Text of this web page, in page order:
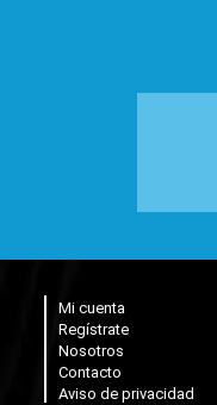
Mi cuenta
Regístrate
Nosotros
Contacto
Aviso de privacidad